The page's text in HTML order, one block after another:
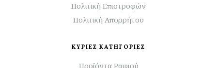
Πολιτική Επιστροφών
Πολιτική Απορρήτου
ΚΥΡΙΕΣ ΚΑΤΗΓΟΡΙΕΣ
Προϊόντα Ραφιού